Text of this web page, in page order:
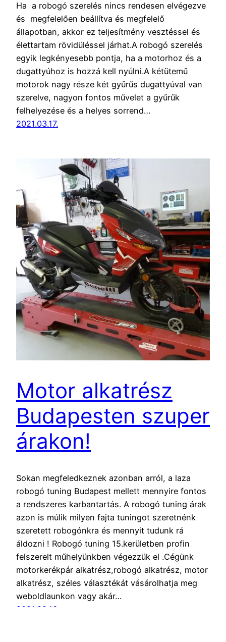
Ha a robogó szerelés nincs rendesen elvégezve
és megfelelően beállítva és megfelelő
állapotban, akkor ez teljesítmény vesztéssel és
élettartam rövidüléssel járhat.A robogó szerelés
egyik legkényesebb pontja, ha a motorhoz és a
dugattyúhoz is hozzá kell nyúlni.A kétütemű
motorok nagy része két gyűrűs dugattyúval van
szerelve, nagyon fontos művelet a gyűrűk
felhelyezése és a helyes sorrend…
2021.03.17.
Motor alkatrész
Budapesten szuper
árakon!
Sokan megfeledkeznek azonban arról, a laza
robogó tuning Budapest mellett mennyire fontos
a rendszeres karbantartás. A robogó tuning árak
azon is múlik milyen fajta tuningot szeretnénk
szeretett robogónkra és mennyit tudunk rá
áldozni ! Robogó tuning 15.kerületben profin
felszerelt műhelyünkben végezzük el .Cégünk
motorkerékpár alkatrész,robogó alkatrész, motor
alkatrész, széles választékát vásárolhatja meg
weboldlaunkon vagy akár…
2021.02.16.